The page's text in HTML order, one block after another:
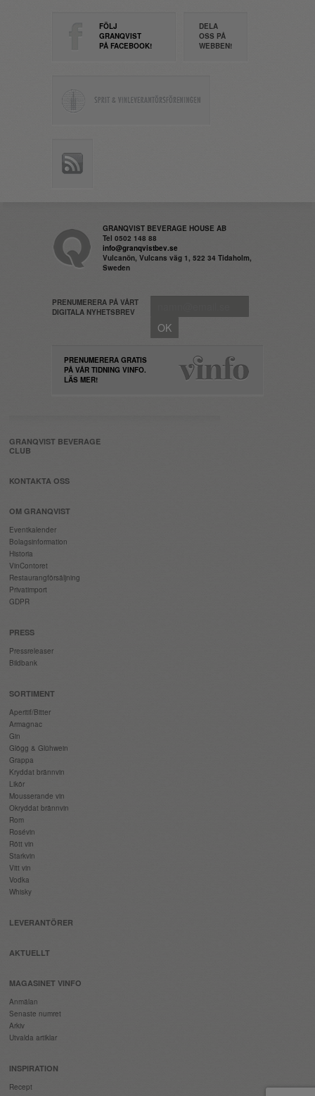
FÖLJ
GRANQVIST
PÅ FACEBOOK!
DELA
OSS PÅ
WEBBEN!
GRANQVIST BEVERAGE HOUSE AB
Tel 0502 148 88
info@granqvistbev.se
Vulcanön, Vulcans väg 1, 522 34 Tidaholm,
Sweden
PRENUMERERA PÅ VÅRT
DIGITALA NYHETSBREV
PRENUMERERA GRATIS
PÅ VÅR TIDNING VINFO.
LÄS MER!
GRANQVIST BEVERAGE
CLUB
KONTAKTA OSS
OM GRANQVIST
Eventkalender
Bolagsinformation
Historia
VinContoret
Restaurangförsäljning
Privatimport
GDPR
PRESS
Pressreleaser
Bildbank
SORTIMENT
Aperitif/Bitter
Armagnac
Gin
Glögg & Glühwein
Grappa
Kryddat brännvin
Likör
Mousserande vin
Okryddat brännvin
Rom
Rosévin
Rött vin
Starkvin
Vitt vin
Vodka
Whisky
LEVERANTÖRER
AKTUELLT
MAGASINET VINFO
Anmälan
Senaste numret
Arkiv
Utvalda artiklar
INSPIRATION
Recept